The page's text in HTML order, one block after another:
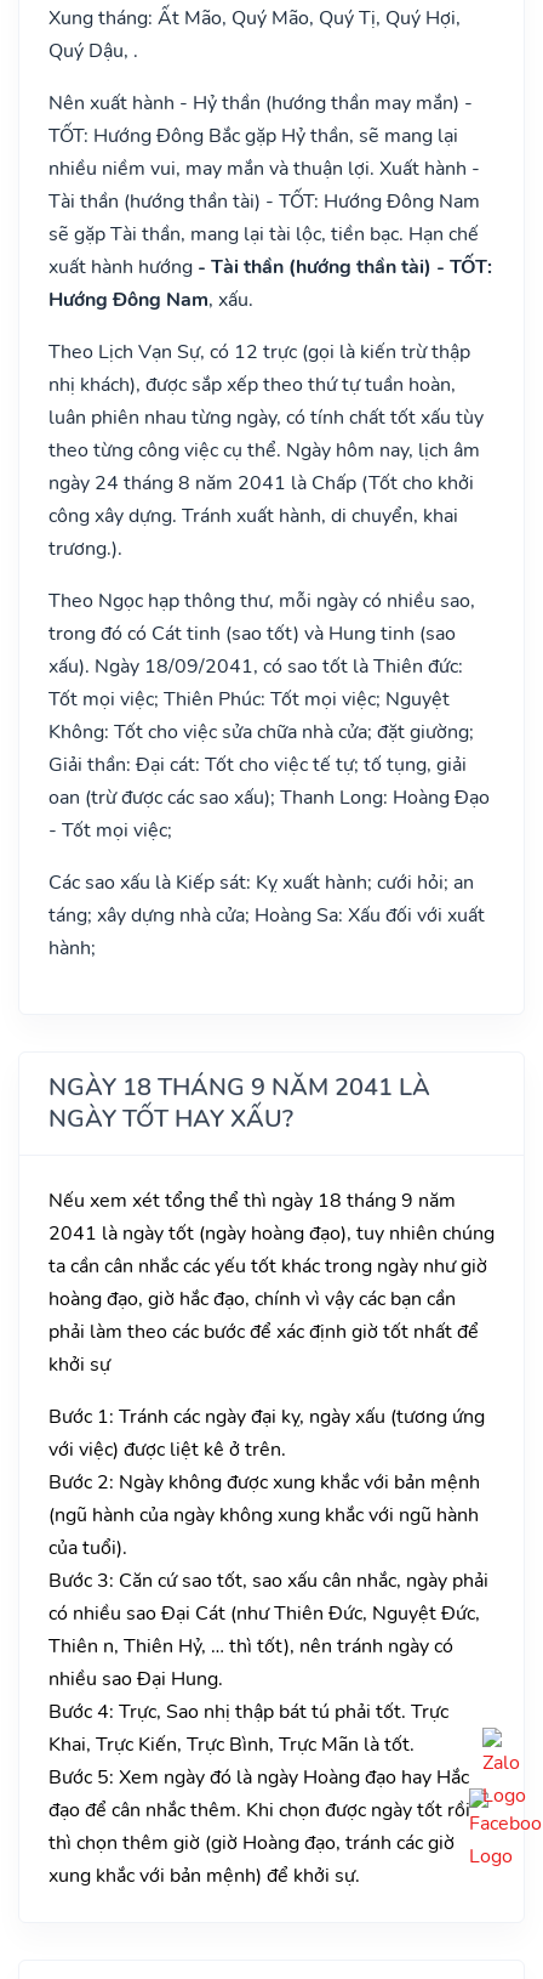
Xung tháng: Ất Mão, Quý Mão, Quý Tị, Quý Hợi,
Quý Dậu, .
Nên xuất hành - Hỷ thần (hướng thần may mắn) -
TỐT: Hướng Đông Bắc gặp Hỷ thần, sẽ mang lại
nhiều niềm vui, may mắn và thuận lợi. Xuất hành -
Tài thần (hướng thần tài) - TỐT: Hướng Đông Nam
sẽ gặp Tài thần, mang lại tài lộc, tiền bạc. Hạn chế
xuất hành hướng - Tài thần (hướng thần tài) - TỐT:
Hướng Đông Nam, xấu.
Theo Lịch Vạn Sự, có 12 trực (gọi là kiến trừ thập
nhị khách), được sắp xếp theo thứ tự tuần hoàn,
luân phiên nhau từng ngày, có tính chất tốt xấu tùy
theo từng công việc cụ thể. Ngày hôm nay, lịch âm
ngày 24 tháng 8 năm 2041 là Chấp (Tốt cho khởi
công xây dựng. Tránh xuất hành, di chuyển, khai
trương.).
Theo Ngọc hạp thông thư, mỗi ngày có nhiều sao,
trong đó có Cát tinh (sao tốt) và Hung tinh (sao
xấu). Ngày 18/09/2041, có sao tốt là Thiên đức:
Tốt mọi việc; Thiên Phúc: Tốt mọi việc; Nguyệt
Không: Tốt cho việc sửa chữa nhà cửa; đặt giường;
Giải thần: Đại cát: Tốt cho việc tế tự; tố tụng, giải
oan (trừ được các sao xấu); Thanh Long: Hoàng Đạo
- Tốt mọi việc;
Các sao xấu là Kiếp sát: Kỵ xuất hành; cưới hỏi; an
táng; xây dựng nhà cửa; Hoàng Sa: Xấu đối với xuất
hành;
NGÀY 18 THÁNG 9 NĂM 2041 LÀ
NGÀY TỐT HAY XẤU?
Nếu xem xét tổng thể thì ngày 18 tháng 9 năm
2041 là ngày tốt (ngày hoàng đạo), tuy nhiên chúng
ta cần cân nhắc các yếu tốt khác trong ngày như giờ
hoàng đạo, giờ hắc đạo, chính vì vậy các bạn cần
phải làm theo các bước để xác định giờ tốt nhất để
khởi sự
Bước 1: Tránh các ngày đại kỵ, ngày xấu (tương ứng
với việc) được liệt kê ở trên.
Bước 2: Ngày không được xung khắc với bản mệnh
(ngũ hành của ngày không xung khắc với ngũ hành
của tuổi).
Bước 3: Căn cứ sao tốt, sao xấu cân nhắc, ngày phải
có nhiều sao Đại Cát (như Thiên Đức, Nguyệt Đức,
Thiên n, Thiên Hỷ, … thì tốt), nên tránh ngày có
nhiều sao Đại Hung.
Bước 4: Trực, Sao nhị thập bát tú phải tốt. Trực
Khai, Trực Kiến, Trực Bình, Trực Mãn là tốt.
Bước 5: Xem ngày đó là ngày Hoàng đạo hay Hắc
đạo để cân nhắc thêm. Khi chọn được ngày tốt rồi
thì chọn thêm giờ (giờ Hoàng đạo, tránh các giờ
xung khắc với bản mệnh) để khởi sự.